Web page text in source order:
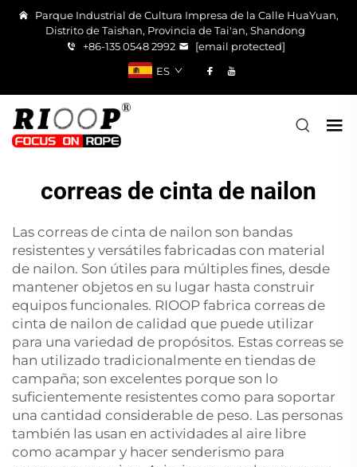
Parque Industrial de Cultura Impresa de la Calle HuaYuan,
Distrito de Taishan, Provincia de Tai'an, Shandong
+86-135 0548 2992
[email protected]
ES
correas de cinta de nailon
Las correas de cinta de nailon son bandas
resistentes y versátiles fabricadas con material
de nailon. Son útiles para múltiples fines, desde
mantener objetos en su lugar hasta construir
equipos funcionales. RIOOP fabrica correas de
cinta de nailon de calidad que puede utilizar
para una variedad de propósitos. Estas correas se
han utilizado tradicionalmente en tiendas de
campaña; son excelentes porque son lo
suficientemente resistentes como para soportar
una cantidad considerable de peso. Las personas
también las usan en actividades al aire libre
como acampar y hacer senderismo para